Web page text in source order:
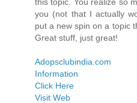
you (not that I actually
put a new spin on a topic
Great stuff, just great!
Adopsclubindia.com
Information
Click Here
Visit Web